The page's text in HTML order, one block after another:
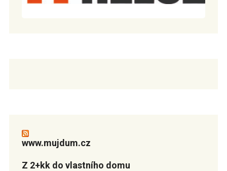
www.mujdum.cz
Z 2+kk do vlastního domu